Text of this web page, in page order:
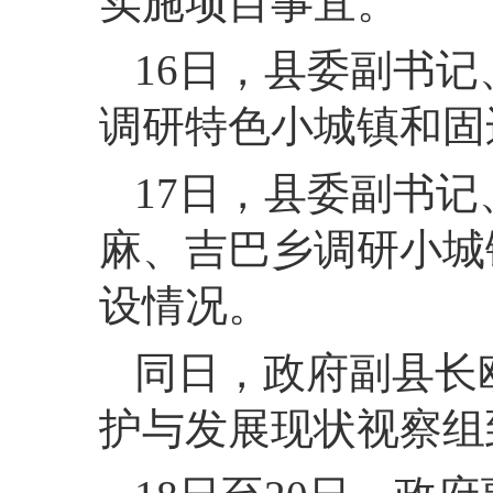
16日， 县委副书记
调研特色小城镇和
17日， 县委副书记
麻、吉巴乡调研小
设情况。
同日， 政府副县长
护与发展现状视察